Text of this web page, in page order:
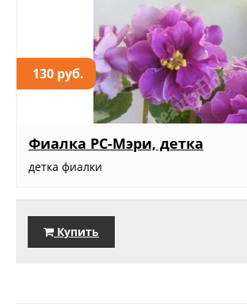
130 руб.
Фиалка РС-Мэри, детка
детка фиалки
Купить